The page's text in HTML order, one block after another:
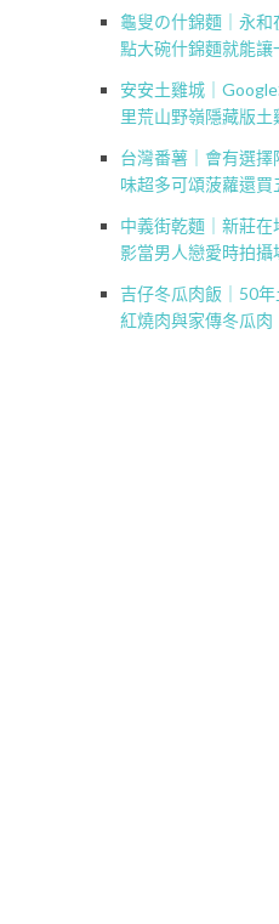
龜叟の什錦麵｜永
點大碗什錦麵就能讓
安安土雞城｜
里荒山野嶺隱藏版土
台灣番薯｜會有選
味超多可頌菠蘿還買
中義街乾麵｜新莊
影當男人戀愛時拍攝
吉仔冬瓜肉飯｜50
紅燒肉與家傳冬瓜肉